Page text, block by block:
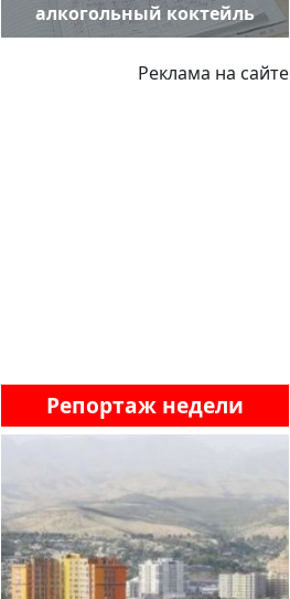
алкогольный коктейль
Реклама на сайте
Репортаж недели